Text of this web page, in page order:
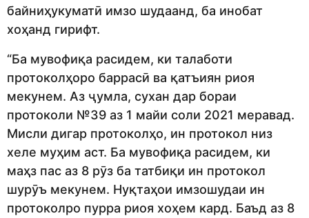
байниҳукуматӣ имзо шудаанд, ба инобат
хоҳанд гирифт.
“Ба мувофиқа расидем, ки талаботи
протоколҳоро баррасӣ ва қатъиян риоя
мекунем. Аз ҷумла, сухан дар бораи
протоколи №39 аз 1 майи соли 2021 меравад.
Мисли дигар протоколҳо, ин протокол низ
хеле муҳим аст. Ба мувофиқа расидем, ки
маҳз пас аз 8 рӯз ба татбиқи ин протокол
шурӯъ мекунем. Нуқтаҳои имзошудаи ин
протоколро пурра риоя хоҳем кард. Баъд аз 8